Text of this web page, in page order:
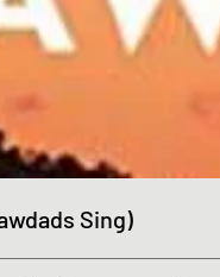
Sing)